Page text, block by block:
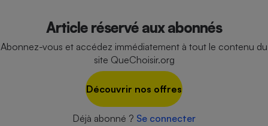
Article réservé aux abonnés
Abonnez-vous et accédez immédiatement à tout le contenu du
site QueChoisir.org
Découvrir nos offres
Déjà abonné ? Se connecter